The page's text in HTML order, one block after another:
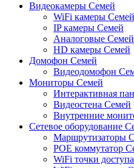
Видеокамеры Семей
WiFi камеры Семей
IP камеры Семей
Аналоговые Семей
HD камеры Семей
Домофон Семей
Видеодомофон
Мониторы Семей
Интерактивная
Видеостена Семей
Внутренние
Сетевое оборудование
Маршрутизаторы
POE коммутатор
WiFi точки